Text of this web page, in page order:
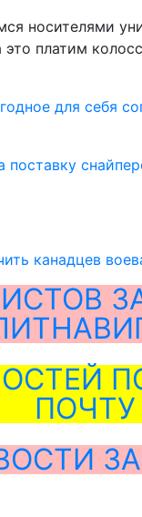
носителями
платим
для себя
канадцев
ПОЧТУ